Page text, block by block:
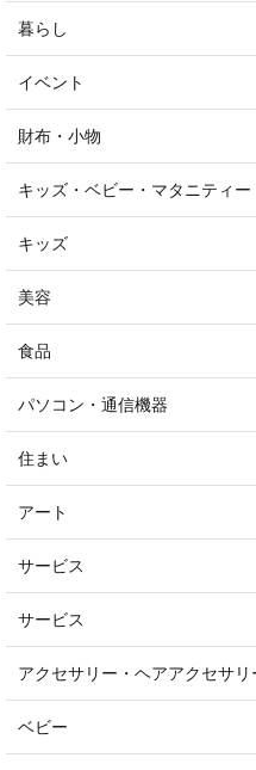
暮らし
イベント
財布・小物
キッズ・ベビー・マタニティー
キッズ
美容
食品
パソコン・通信機器
住まい
アート
サービス
サービス
アクセサリー・ヘアアクセサリ
ベビー